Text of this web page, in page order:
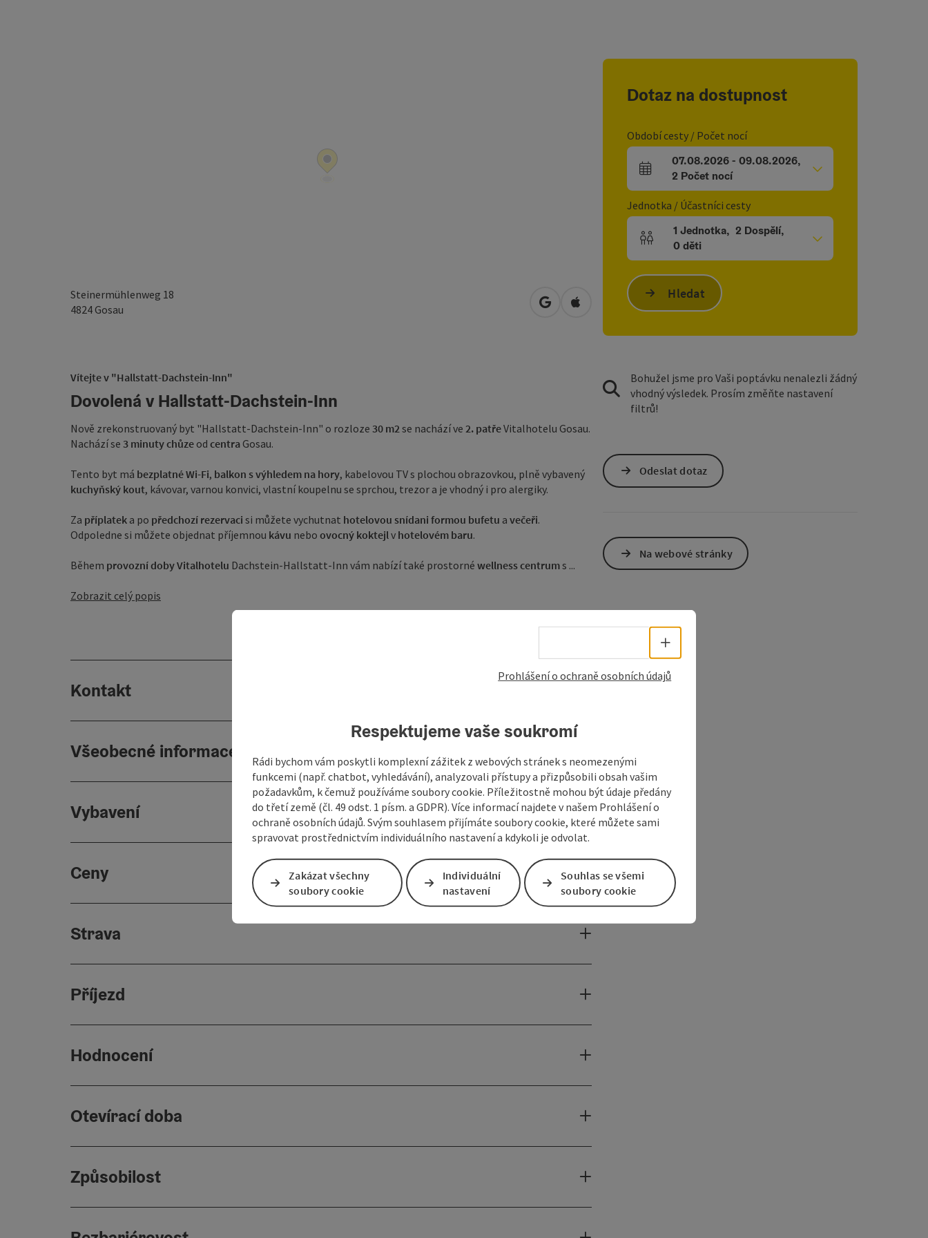
Steinermühlenweg 18
4824 Gosau Otevřít v Mapách Google
Otevřít v Mapách Apple
Vítejte v "Hallstatt-Dachstein-Inn"
Dovolená v Hallstatt-Dachstein-Inn
Nově zrekonstruovaný byt "Hallstatt-Dachstein-Inn" o rozloze 30 m2se nachází ve 2. patřeVitalhotelu Gosau.
Nachází se 3 minuty chůze od centra Gosau.
Tento byt má bezplatné Wi-Fi, balkon svýhledem na hory, kabelovou TV s plochou obrazovkou, plně vybavený
kuchyňský kout, kávovar, varnou konvici, vlastní koupelnu se sprchou, trezor a je vhodný i pro alergiky.
Za příplatek a po předchozí rezervaci si můžete vychutnat hotelovou snídani formou bufetu a večeři.
Odpoledne si můžete objednat příjemnou kávu nebo ovocný koktejlv hotelovém baru.
Během provozní doby Vitalhotelu Dachstein-Hallstatt-Inn vám nabízí také prostorné wellness centrums ...
Zobrazit celý popis
Kontakt
Všeobecné informace
Vybavení
Ceny
Strava
Příjezd
Hodnocení
Otevírací doba
Způsobilost
Dotaz na dostupnost
Období cesty / Počet nocí
Pole příjezdu a odjezdu
07.08.2026- 09.08.2026,
2 Počet nocí
Jednotka / Účastníci cesty
Počet jednotek a polí pro osoby
1 Jednotka, 2 Dospělí,
0 děti
Hledat
Bohužel jsme pro Vaši poptávku nenalezli žádný
vhodný výsledek. Prosím změňte nastavení
filtrů!
Odeslat dotaz
Na webové stránky
Volba jazyka - Otevřít menu
Prohlášení o ochraně osobních údajů
Respektujeme vaše soukromí
Rádi bychom vám poskytli komplexní zážitek z webových stránek s neomezenými
funkcemi (např. chatbot, vyhledávání), analyzovali přístupy a přizpůsobili obsah vašim
požadavkům, k čemuž používáme soubory cookie. Příležitostně mohou být údaje předány
do třetí země (čl. 49 odst. 1 písm. a GDPR). Více informací najdete v našem Prohlášení o
ochraně osobních údajů. Svým souhlasem přijímáte soubory cookie, které můžete sami
spravovat prostřednictvím individuálního nastavení a kdykoli je odvolat.
Zakázat všechny
soubory cookie
Individuální
nastavení
Souhlas se všemi
soubory cookie